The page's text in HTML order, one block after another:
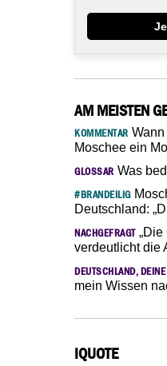
AM MEISTEN
KOMMENTAR
Moschee ein
GLOSSAR Was
#BRANDEILIG
Deutschland:
NACHGEFRAGT„Die
verdeutlicht die
DEUTSCHLAND,
mein Wissen
IQUOTE